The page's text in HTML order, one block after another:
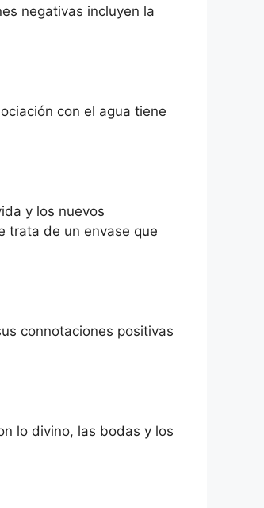
negativas incluyen la
con el agua tiene
y los nuevos
trata de un envase que
connotaciones positivas
lo divino, las bodas y los